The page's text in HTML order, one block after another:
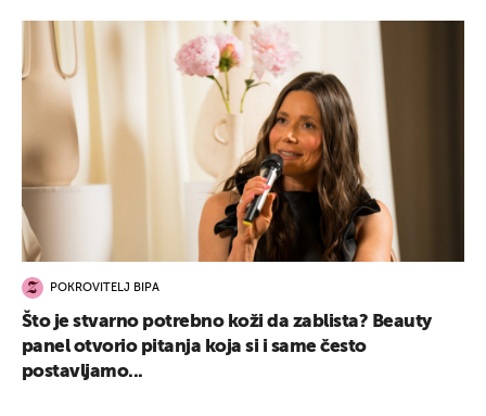
POKROVITELJ BIPA
Što je stvarno potrebno koži da zablista? Beauty
panel otvorio pitanja koja si i same često
postavljamo...